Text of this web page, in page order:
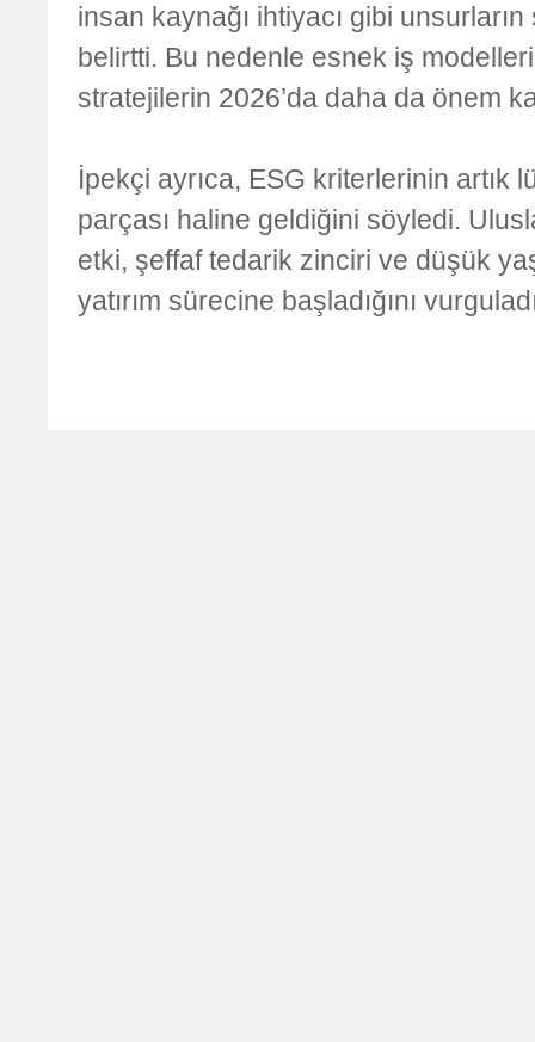
insan kaynağı ihtiyacı gibi
belirtti. Bu nedenle esnek iş
stratejilerin 2026’da daha da önem
İpekçi ayrıca, ESG kriterlerinin artık
parçası haline geldiğini söyledi.
etki, şeffaf tedarik zinciri ve düşük
yatırım sürecine başladığını